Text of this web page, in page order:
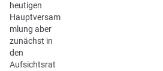
heutigen
Hauptversam
mlung aber
zunächst in
den
Aufsichtsrat